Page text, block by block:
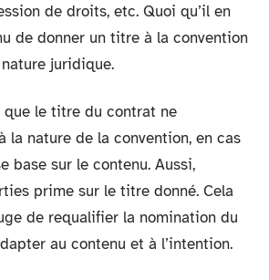
de droits, etc. Quoi qu’il en
de donner un titre à la convention
juridique.
que le titre du contrat ne
la nature de la convention, en cas
base sur le contenu. Aussi,
prime sur le titre donné. Cela
de requalifier la nomination du
au contenu et à l’intention.